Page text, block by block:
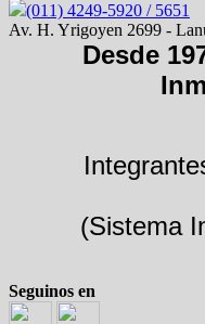
(011) 4249-5920 / 5651
Av. H. Yrigoyen 2699 -
Desde
(Sistema
Seguinos en